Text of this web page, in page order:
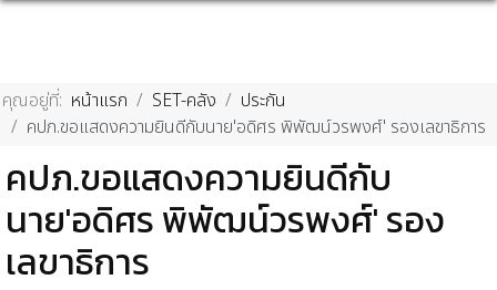
คุณอยู่ที่: หน้าแรก SET-คลัง
ประกัน
คปภ.ขอแสดงความยินดีกับนาย'อดิศร พิพัฒน์วรพงศ์' รองเลขาธิการ
คปภ.ขอแสดงความยินดีกับ
นาย'อดิศร พิพัฒน์วรพงศ์' รอง
เลขาธิการ